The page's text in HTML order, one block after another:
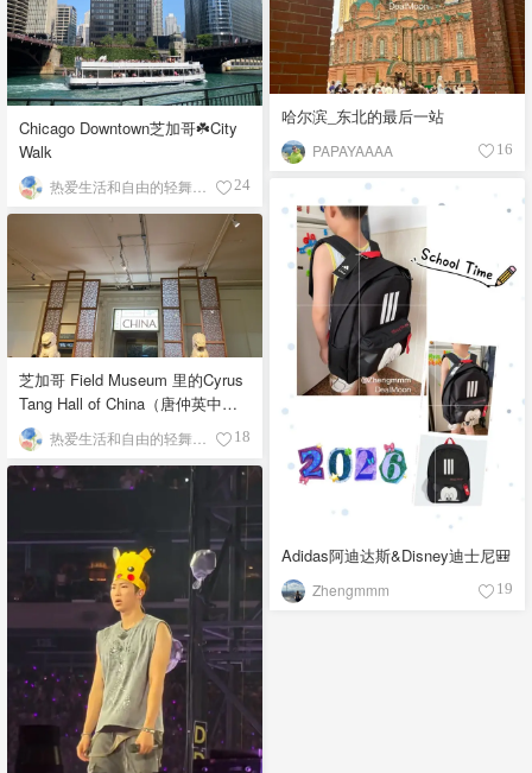
哈尔滨_东北的最后一站
PAPAYAAAA 16
Chicago Downtown芝加哥☘️City
Walk
热爱生活和自由的轻舞飞扬 24
Adidas阿迪达斯&Disney迪士尼🎒
Zhengmmm 19
芝加哥 Field Museum 里的Cyrus
Tang Hall of China（唐仲英中国
馆）
18